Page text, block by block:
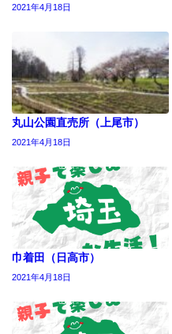
2021年4月18日
丸山公園直売所（上尾市）
2021年4月18日
巾着田（日高市）
2021年4月18日